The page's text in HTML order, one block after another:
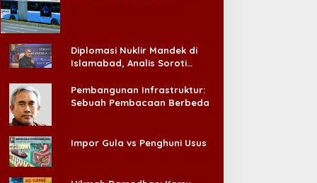
Diplomasi Nuklir Mandek di
Islamabad, Analis Soroti
Pembangunan Infrastruktur:
Sebuah Pembacaan Berbeda
Impor Gula vs Penghuni Usus